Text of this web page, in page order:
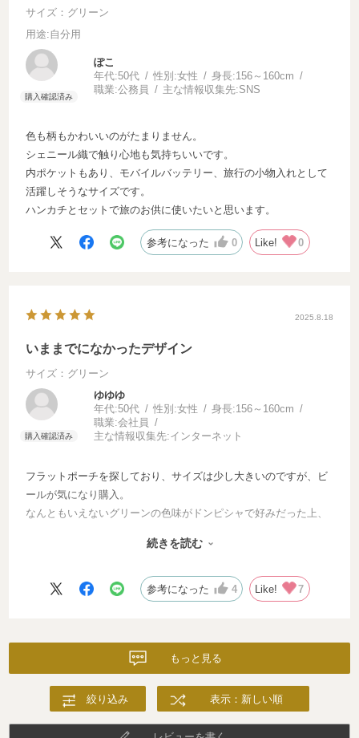
サイズ：グリーン
用途:自分用
ぽこ
年代:50代 性別:女性 身長:156～160cm
職業:公務員 主な情報収集先:SNS
色も柄もかわいいのがたまりません。
シェニール織で触り心地も気持ちいいです。
内ポケットもあり、モバイルバッテリー、旅行の小物入れとして
活躍しそうなサイズです。
ハンカチとセットで旅のお供に使いたいと思います。
参考になった 0 Like! 0
2025.8.18
いままでになかったデザイン
サイズ：グリーン
ゆゆゆ
年代:50代 性別:女性 身長:156～160cm
職業:会社員
主な情報収集先:インターネット
フラットポーチを探しており、サイズは少し大きいのですが、ビ
ールが気になり購入。
なんともいえないグリーンの色味がドンピシャで好みだった上、
インナーのカラーもベージュで落ち着いており、大人世代が使っ
ホントはハンカチも欲しかったのですが、瞬く間に売り切れてし
まったので、再販を祈りつつ定番化してほしいそんなシリーズで
続きを読む
参考になった 4 Like! 7
もっと見る
絞り込み 表示：新しい順